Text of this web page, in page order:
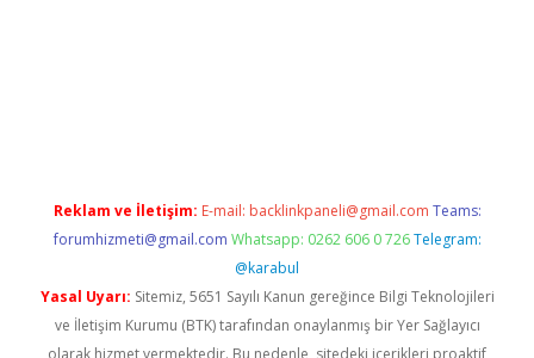
Reklam ve İletişim: E-mail: backlinkpaneli@gmail.com Teams:
forumhizmeti@gmail.com Whatsapp: 0262 606 0 726 Telegram:
@karabul
Yasal Uyarı: Sitemiz, 5651 Sayılı Kanun gereğince Bilgi Teknolojileri
ve İletişim Kurumu (BTK) tarafından onaylanmış bir Yer Sağlayıcı
olarak hizmet vermektedir. Bu nedenle, sitedeki içerikleri proaktif